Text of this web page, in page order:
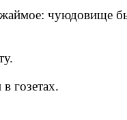
чуюдовище
гозетах.